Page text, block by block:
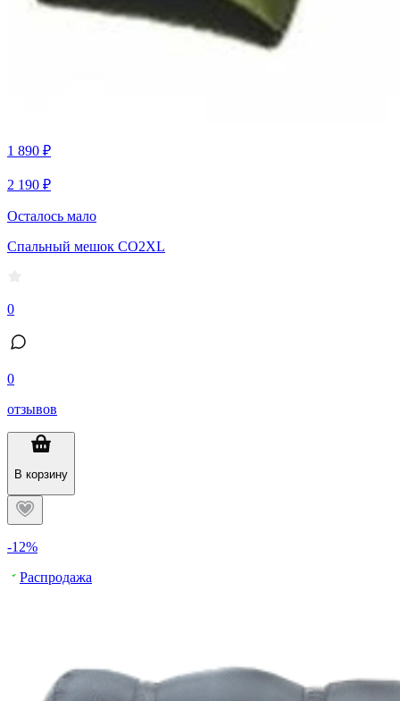
1 890 ₽
2 190 ₽
Осталось мало
Спальный мешок CO2XL
0
0
отзывов
В корзину
-12%
Распродажа